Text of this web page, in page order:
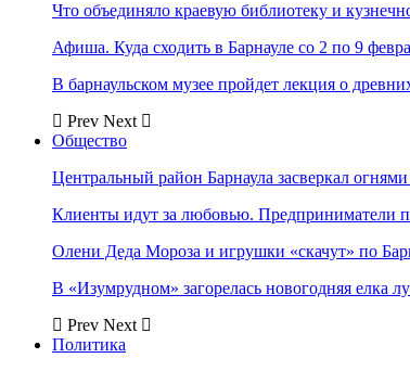
Что объединяло краевую библиотеку и
Афиша. Куда сходить в Барнауле со 2 по 9
В барнаульском музее пройдет лекция о
Prev Next
Общество
Центральный район Барнаула засверкал
Клиенты идут за любовью. Предприниматели
Олени Деда Мороза и игрушки «скачут» по
В «Изумрудном» загорелась новогодняя елка
Prev Next
Политика